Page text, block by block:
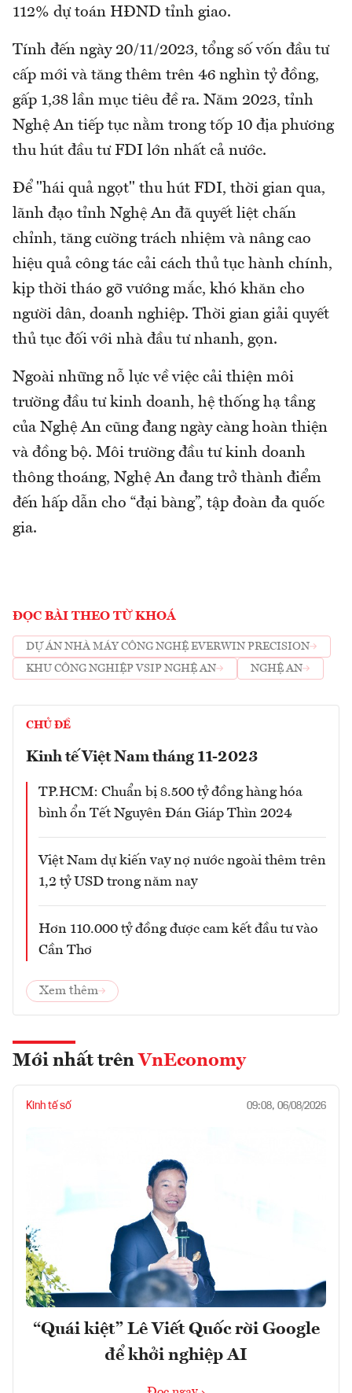
112% dự toán HĐND tỉnh giao.
Tính đến ngày 20/11/2023, tổng số vốn đầu tư
cấp mới và tăng thêm trên 46 nghìn tỷ đồng,
gấp 1,38 lần mục tiêu đề ra. Năm 2023, tỉnh
Nghệ An tiếp tục nằm trong tốp 10 địa phương
thu hút đầu tư FDI lớn nhất cả nước.
Để "hái quả ngọt" thu hút FDI, thời gian qua,
lãnh đạo tỉnh Nghệ An đã quyết liệt chấn
chỉnh, tăng cường trách nhiệm và nâng cao
hiệu quả công tác cải cách thủ tục hành chính,
kịp thời tháo gỡ vướng mắc, khó khăn cho
người dân, doanh nghiệp. Thời gian giải quyết
thủ tục đối với nhà đầu tư nhanh, gọn.
Ngoài những nỗ lực về việc cải thiện môi
trường đầu tư kinh doanh, hệ thống hạ tầng
của Nghệ An cũng đang ngày càng hoàn thiện
và đồng bộ. Môi trường đầu tư kinh doanh
thông thoáng, Nghệ An đang trở thành điểm
đến hấp dẫn cho “đại bàng”, tập đoàn đa quốc
gia.
ĐỌC BÀI THEO TỪ KHOÁ
DỰ ÁN NHÀ MÁY CÔNG NGHỆ EVERWIN PRECISION
KHU CÔNG NGHIỆP VSIP NGHỆ AN
NGHỆ AN
CHỦ ĐỀ
Kinh tế Việt Nam tháng 11-2023
TP.HCM: Chuẩn bị 8.500 tỷ đồng hàng hóa
bình ổn Tết Nguyên Đán Giáp Thìn 2024
Việt Nam dự kiến vay nợ nước ngoài thêm trên
1,2 tỷ USD trong năm nay
Hơn 110.000 tỷ đồng được cam kết đầu tư vào
Cần Thơ
Xem thêm
Mới nhất trên VnEconomy
Kinh tế số 09:08, 06/08/2026
“Quái kiệt” Lê Viết Quốc rời Google
để khởi nghiệp AI